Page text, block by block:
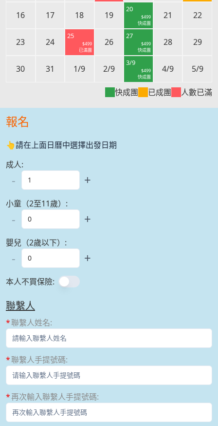
16 17 18 19
20
$499
快成團
21 22
23 24
25
$499
已滿團
26
27
$499
快成團
28 29
30 31 1/9 2/9
3/9
$499
快成團
4/9 5/9
快成團 已成團 人數已滿
報名
👆請在上面日曆中選擇出發日期
成人:
- +
小童（2至11歲） :
- +
嬰兒（2歲以下） :
- +
本人不買保險:
聯繫人
聯繫人姓名:
聯繫人手提號碼:
再次輸入聯繫人手提號碼: